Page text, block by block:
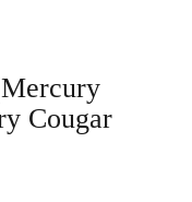
Cougar